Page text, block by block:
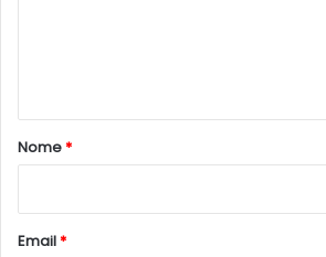
r
*
Nome*
Email*